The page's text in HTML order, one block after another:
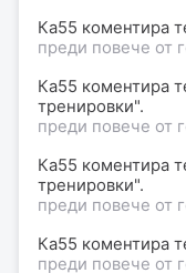
Ка55 коментира
преди повече от
Ка55 коментира
тренировки".
преди повече от
Ка55 коментира
тренировки".
преди повече от
Ка55 коментира
преди повече от